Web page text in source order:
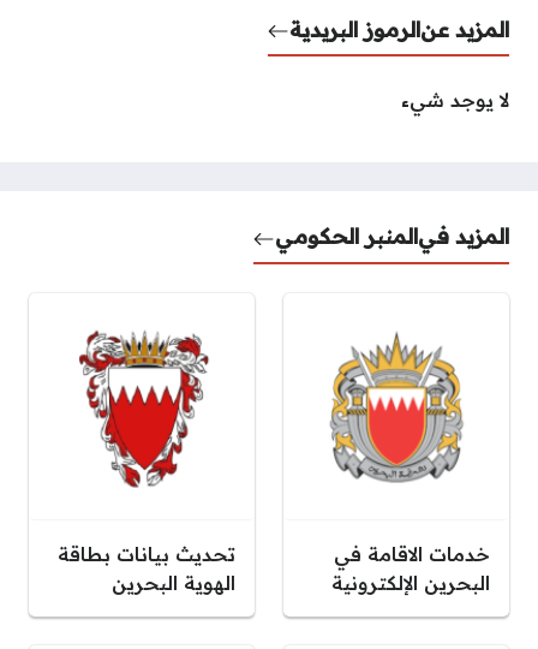
المزيد عنالرموز البريدية
لا يوجد شيء
المزيد فيالمنبر الحكومي
خدمات الاقامة في
البحرين الإلكترونية
تحديث بيانات بطاقة
الهوية البحرين